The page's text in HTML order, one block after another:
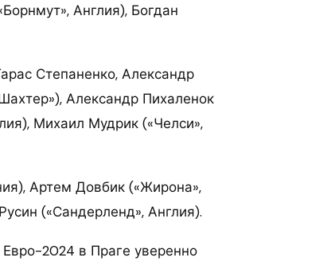
Англия), Богдан
Степаненко, Александр
Александр Пихаленок
Михаил Мудрик («Челси»,
Артем Довбик («Жирона»,
(«Сандерленд», Англия).
2024 в Праге уверенно